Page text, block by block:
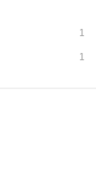
1
1